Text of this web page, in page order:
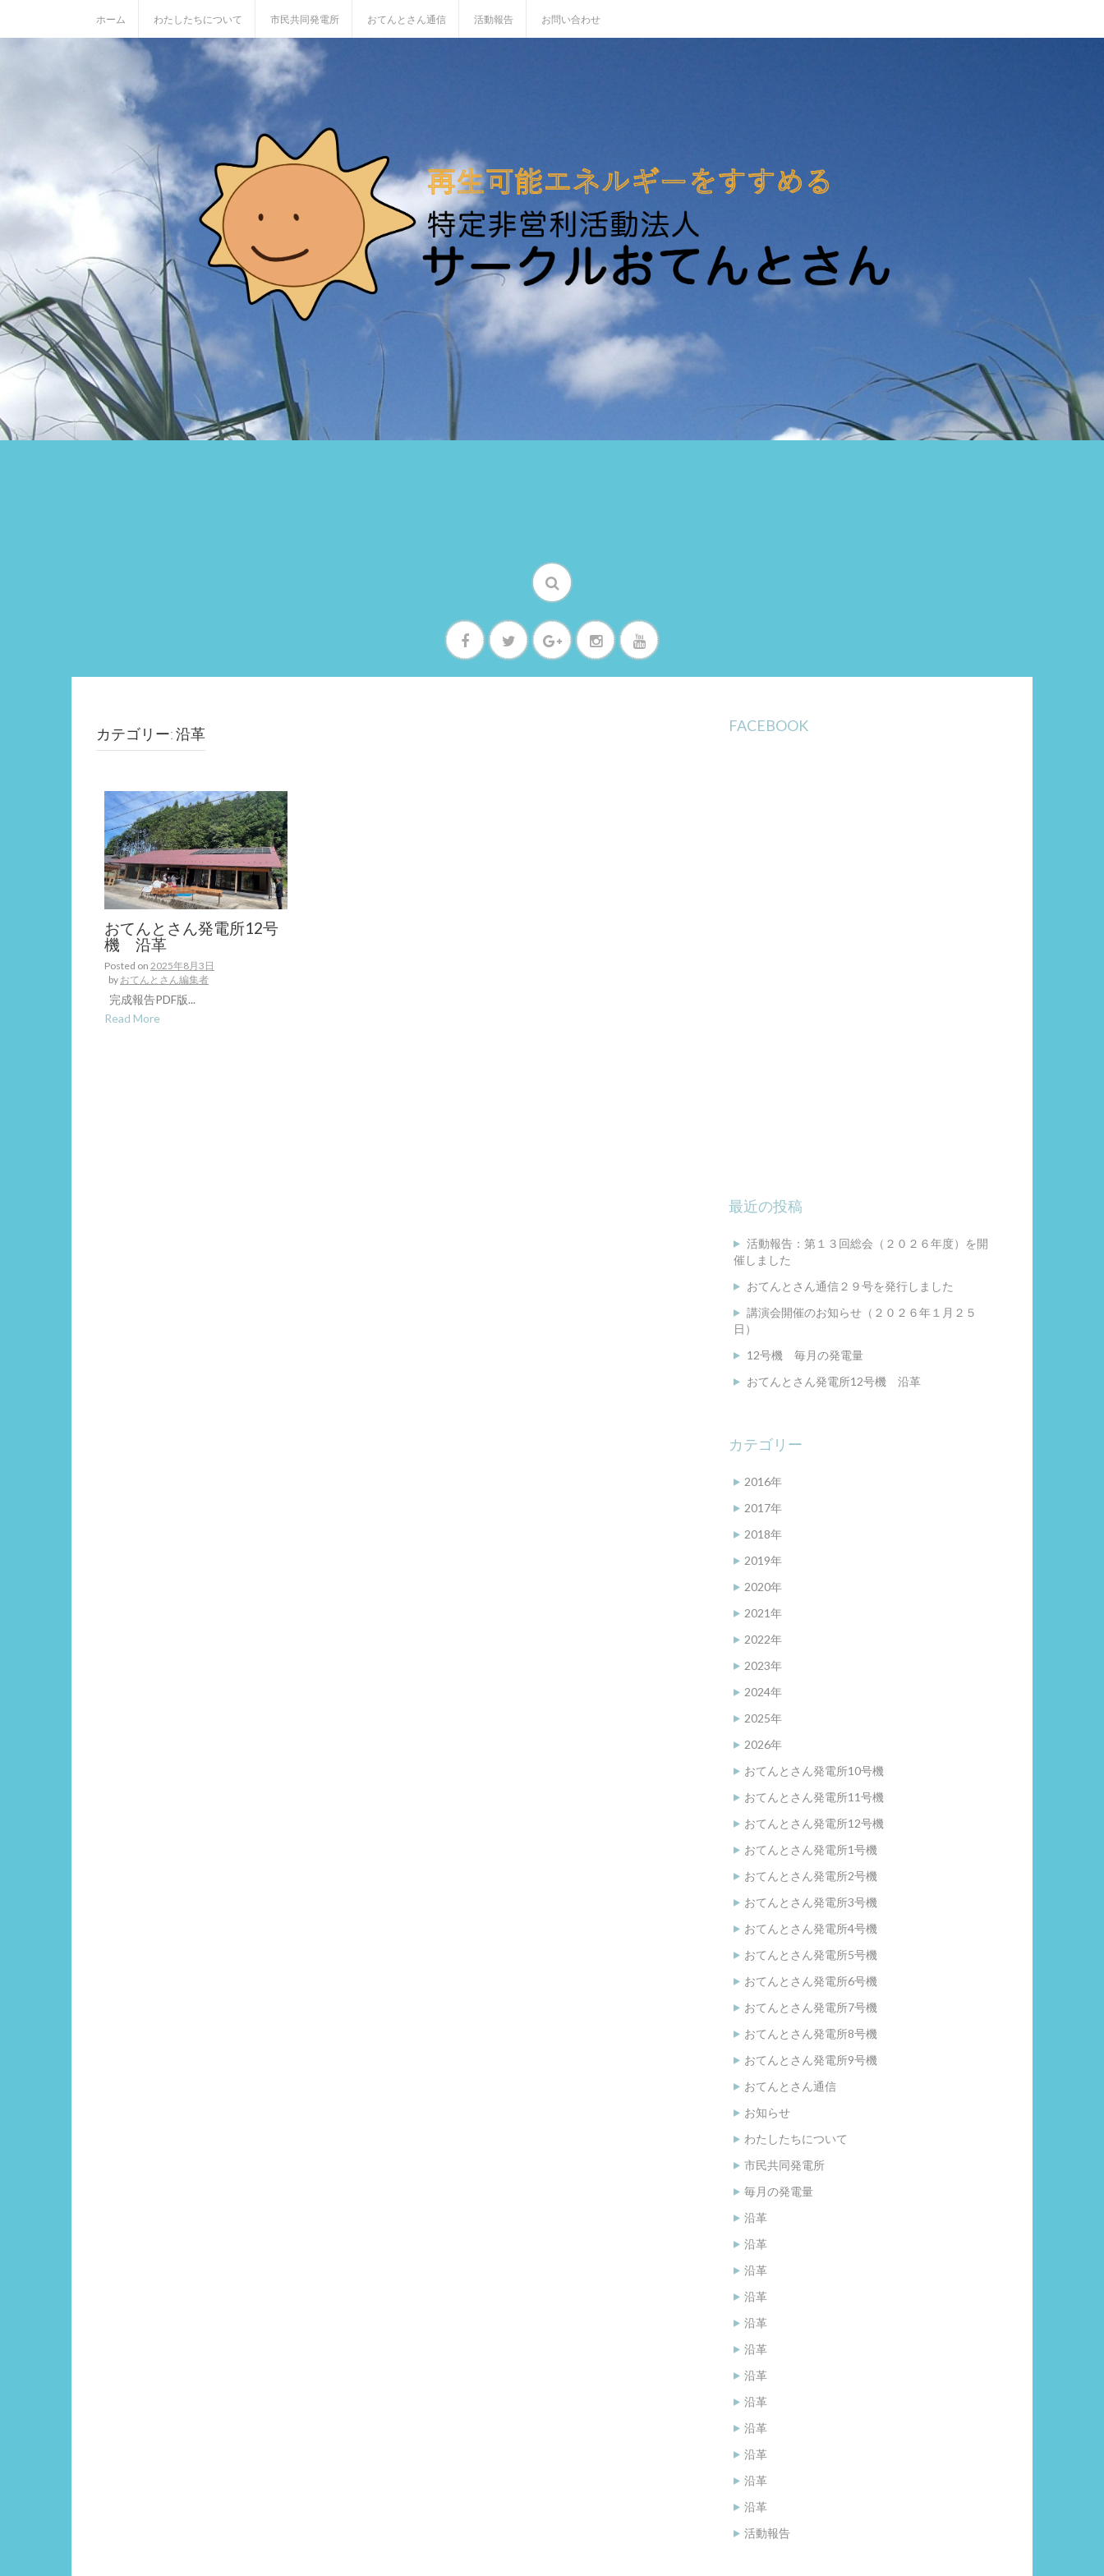
i
ホーム わたしたちについて 市民共同発電所 おてんとさん通信 活動報告 お問い合わせ
カテゴリー: 沿革
おてんとさん発電所12号
機 沿革
Posted on 2025年8月3日
by おてんとさん編集者
完成報告PDF版...
Read More
FACEBOOK
最近の投稿
活動報告：第１３回総会（２０２６年度）を開
催しました
おてんとさん通信２９号を発行しました
講演会開催のお知らせ（２０２６年１月２５
日）
12号機 毎月の発電量
おてんとさん発電所12号機 沿革
カテゴリー
2016年
2017年
2018年
2019年
2020年
2021年
2022年
2023年
2024年
2025年
2026年
おてんとさん発電所10号機
おてんとさん発電所11号機
おてんとさん発電所12号機
おてんとさん発電所1号機
おてんとさん発電所2号機
おてんとさん発電所3号機
おてんとさん発電所4号機
おてんとさん発電所5号機
おてんとさん発電所6号機
おてんとさん発電所7号機
おてんとさん発電所8号機
おてんとさん発電所9号機
おてんとさん通信
お知らせ
わたしたちについて
市民共同発電所
毎月の発電量
沿革
沿革
沿革
沿革
沿革
沿革
沿革
沿革
沿革
沿革
沿革
沿革
活動報告